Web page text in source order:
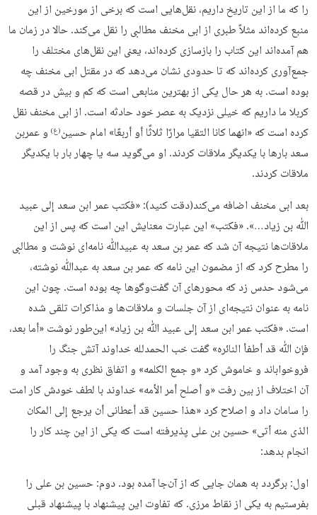
را که ما از این تاریخ داریم، نقل‌هایی است که برخی از مورخین از این
منبع کرده‌اند مثلاً طبری از ابی مخنف مطالبی را نقل می‌کند. حالا در زمان ما
هم آمده‌اند این کتاب را بازسازی کرده‌اند، یعنی این نقل‌های مختلف را
جمع‌آوری کرده‌اند که تا حدودی نشان می‌دهد که در مقتل ابی مخنف چه
بوده است. به هر حال یکی از بهترین منابعی است که کم و بیش در قصه
کربلا ما داریم که خیلی نزدیک به عصر خود حادثه است. از ابی مخنف نقل
کرده است که «انهما کانا التقیا مرارًا ثلاثًا أو أربعًا» امام حسین(ع) و عمربن
سعد بارها با یکدیگر ملاقات کردند. او می‌گوید سه یا چهار بار با یکدیگر
ملاقات کردند.
بعد ابی مخنف اضافه می‌کند(دقت کنید): «فکتب عمر ابن سعد إلى عبید
ﷲ بن زیاد…». «فکتب» این عبارت معنایش این است که پس از این
ملاقات‌ها نتیجه آن شد که عمر بن سعد به عبیدﷲ نامه‌ای نوشت و مطالبی
را مطرح کرد که از مضمون این نامه که عمر بن سعد به عبدﷲ نوشته،
می‌شود حدس زد که محورهای آن گفت‌وگوها چه بوده است. چون این
نامه به عنوان نتیجه‌ای از آن جلسات و ملاقات‌ها و مذاکرات تلقی شده
است. «فکتب عمر ابن سعد إلى عبید ﷲ بن زیاد» این‌طور نوشت «أما بعد،
فإن ﷲ قد أطفأ النائره» گفت خب الحمدلله خداوند آتش جنگ را
فروخواباند و خاموش کرد «و جمع الکلمه» و اتفاق نظری به وجود آمد و
آن اختلاف از بین رفت «و أصلح أمر الأمه» خداوند با لطف خودش کار امت
را سامان داد و اصلاح کرد «هذا حسین قد أعطانی أن یرجع إلى المکان
الذی منه أتى» حسین بن علی پذیرفته است که یکی از این چند کار را
انجام بدهد:
اول: برگردد به همان جایی که از آن‌جا آمده بود. دوم: حسین بن علی را
بفرستیم به یکی از نقاط مرزی. که تفاوت این پیشنهاد با پیشنهاد قبلی